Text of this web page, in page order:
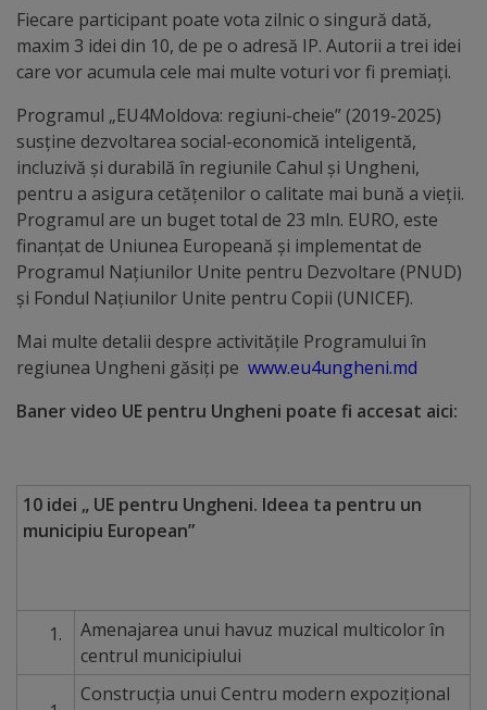
Orașul
în
imagini
Galerie
video
Galerii
foto
Administrație
Primărie
Primar
Viceprimari
Aparatul
primăriei
Fiecare participant poate vota zilnic o singură dată,
maxim 3 idei din 10, de pe o adresă IP. Autorii a trei idei
care vor acumula cele mai multe voturi vor fi premiați.
Programul „EU4Moldova: regiuni-cheie” (2019-2025)
susține dezvoltarea social-economică inteligentă,
incluzivă și durabilă în regiunile Cahul și Ungheni,
pentru a asigura cetățenilor o calitate mai bună a vieții.
Programul are un buget total de 23 mln. EURO, este
finanțat de Uniunea Europeană și implementat de
Programul Națiunilor Unite pentru Dezvoltare (PNUD)
și Fondul Națiunilor Unite pentru Copii (UNICEF).
Mai multe detalii despre activitățile Programului în
regiunea Ungheni găsiți pe www.eu4ungheni.md
Baner video UE pentru Ungheni poate fi accesat aici:
10 idei „ UE pentru Ungheni. Ideea ta pentru un
municipiu European”
Amenajarea unui havuz muzical multicolor în
centrul municipiului
Construcția unui Centru modern expozițional